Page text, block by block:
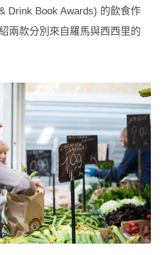
Drink Book Awards) 的飲食作
兩款分別來自羅馬與西西里的